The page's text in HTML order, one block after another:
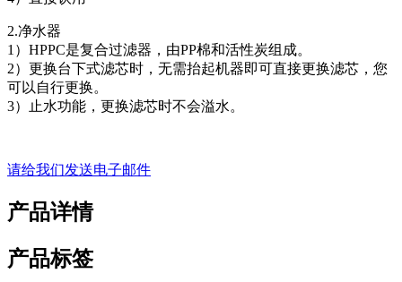
2.净水器
1）HPPC是复合过滤器，由PP棉和活性炭组成。
2）更换台下式滤芯时，无需抬起机器即可直接更换滤芯，您
可以自行更换。
3）止水功能，更换滤芯时不会溢水。
请给我们发送电子邮件
产品详情
产品标签